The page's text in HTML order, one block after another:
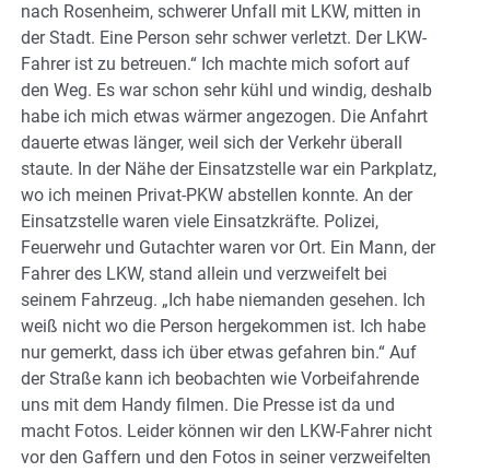
nach Rosenheim, schwerer Unfall mit LKW, mitten in
der Stadt. Eine Person sehr schwer verletzt. Der LKW-
Fahrer ist zu betreuen.“ Ich machte mich sofort auf
den Weg. Es war schon sehr kühl und windig, deshalb
habe ich mich etwas wärmer angezogen. Die Anfahrt
dauerte etwas länger, weil sich der Verkehr überall
staute. In der Nähe der Einsatzstelle war ein Parkplatz,
wo ich meinen Privat-PKW abstellen konnte. An der
Einsatzstelle waren viele Einsatzkräfte. Polizei,
Feuerwehr und Gutachter waren vor Ort. Ein Mann, der
Fahrer des LKW, stand allein und verzweifelt bei
seinem Fahrzeug. „Ich habe niemanden gesehen. Ich
weiß nicht wo die Person hergekommen ist. Ich habe
nur gemerkt, dass ich über etwas gefahren bin.“ Auf
der Straße kann ich beobachten wie Vorbeifahrende
uns mit dem Handy filmen. Die Presse ist da und
macht Fotos. Leider können wir den LKW-Fahrer nicht
vor den Gaffern und den Fotos in seiner verzweifelten